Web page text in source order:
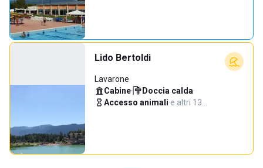
Lido Bertoldi
Lavarone
Cabine· Doccia calda·
Accesso animali·e altri 13…